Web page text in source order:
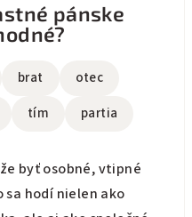
pánske
brat
otec
tím partia
byť osobné, vtipné
hodí nielen ako